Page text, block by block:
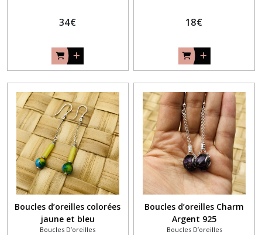
34€ 18€
Boucles d’oreilles colorées
jaune et bleu
Boucles D’oreilles
Boucles d’oreilles Charm
Argent 925
Boucles D’oreilles